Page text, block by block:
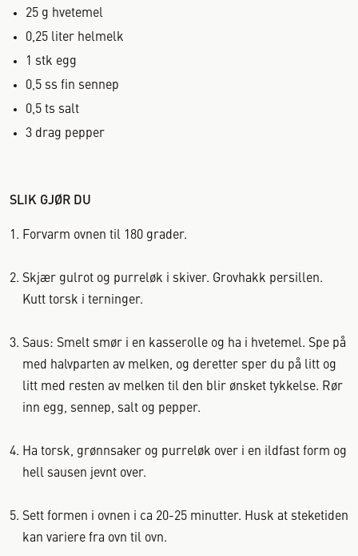
25 g hvetemel
0,25 liter helmelk
1
stk egg
0,5 ss fin sennep
0,5 ts salt
3 drag pepper
SLIK GJØR DU
Forvarm ovnen til 180 grader.
Skjær gulrot og purreløk i skiver. Grovhakk persillen.
Kutt torsk i terninger.
Saus: Smelt smør i en kasserolle og ha i hvetemel. Spe på
med halvparten av melken, og deretter sper du på litt og
litt med resten av melken til den blir ønsket tykkelse. Rør
inn egg, sennep, salt og pepper.
Ha torsk, grønnsaker og purreløk over i en ildfast form og
hell sausen jevnt over.
Sett formen i ovnen i ca 20-25 minutter. Husk at steketiden
kan variere fra ovn til ovn.